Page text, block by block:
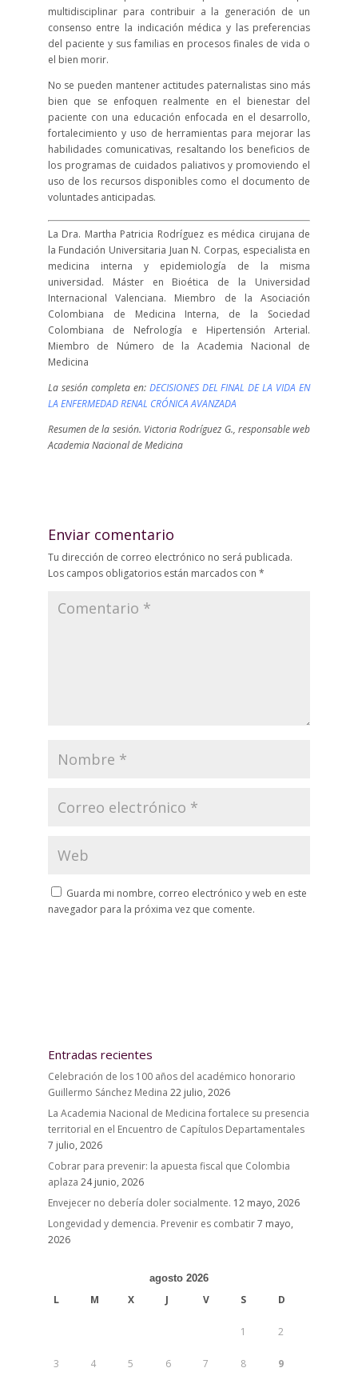
multidisciplinar para contribuir a la generación de un
consenso entre la indicación médica y las preferencias
del paciente y sus familias en procesos finales de vida o
el bien morir.
No se pueden mantener actitudes paternalistas sino más
bien que se enfoquen realmente en el bienestar del
paciente con una educación enfocada en el desarrollo,
fortalecimiento y uso de herramientas para mejorar las
habilidades comunicativas, resaltando los beneficios de
los programas de cuidados paliativos y promoviendo el
uso de los recursos disponibles como el documento de
voluntades anticipadas.
La Dra. Martha Patricia Rodríguez es médica cirujana de
la Fundación Universitaria Juan N. Corpas, especialista en
medicina interna y epidemiología de la misma
universidad. Máster en Bioética de la Universidad
Internacional Valenciana. Miembro de la Asociación
Colombiana de Medicina Interna, de la Sociedad
Colombiana de Nefrología e Hipertensión Arterial.
Miembro de Número de la Academia Nacional de
Medicina
La sesión completa en: DECISIONES DEL FINAL DE LA VIDA EN
LA ENFERMEDAD RENAL CRÓNICA AVANZADA
Resumen de la sesión. Victoria Rodríguez G., responsable web
Academia Nacional de Medicina
Enviar comentario
Tu dirección de correo electrónico no será publicada.
Los campos obligatorios están marcados con *
Guarda mi nombre, correo electrónico y web en este
navegador para la próxima vez que comente.
Entradas recientes
Celebración de los 100 años del académico honorario
Guillermo Sánchez Medina 22 julio, 2026
La Academia Nacional de Medicina fortalece su presencia
territorial en el Encuentro de Capítulos Departamentales
7 julio, 2026
Cobrar para prevenir: la apuesta fiscal que Colombia
aplaza 24 junio, 2026
Envejecer no debería doler socialmente. 12 mayo, 2026
Longevidad y demencia. Prevenir es combatir7 mayo,
2026
agosto 2026
L M X J V S D
1 2
3 4 5 6 7 8 9